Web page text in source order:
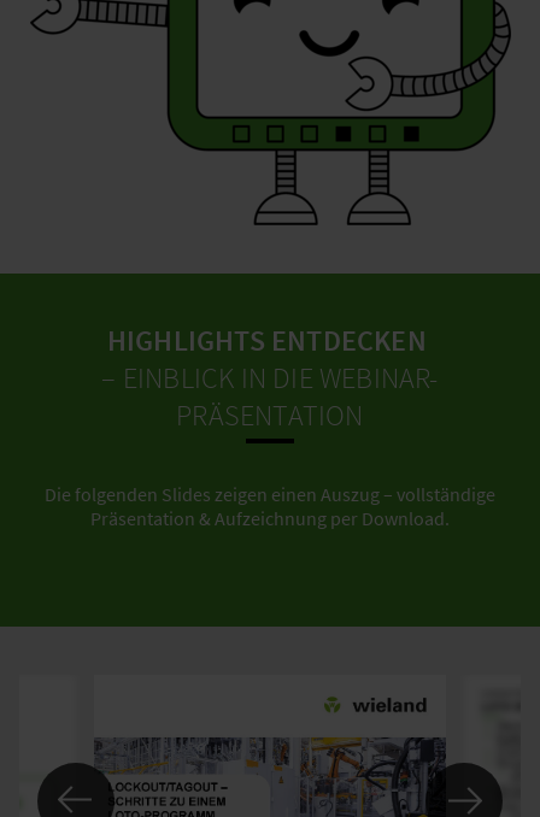
HIGHLIGHTS ENTDECKEN
– EINBLICK IN DIE WEBINAR-
PRÄSENTATION
Die folgenden Slides zeigen einen Auszug – vollständige
Präsentation & Aufzeichnung per Download.
Previous